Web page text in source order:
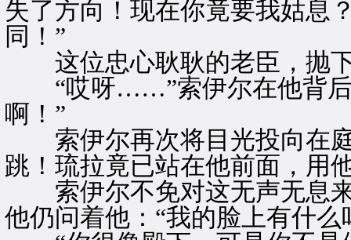
失了方向！现在你竟要我姑息
同！”
这位忠心耿耿的老臣，抛下
“哎呀……”索伊尔在他背后
啊！”
索伊尔再次将目光投向在庭
跳！琉拉竟已站在他前面，用
索伊尔不免对这无声无息来
他仍问着他：“我的脸上有什么